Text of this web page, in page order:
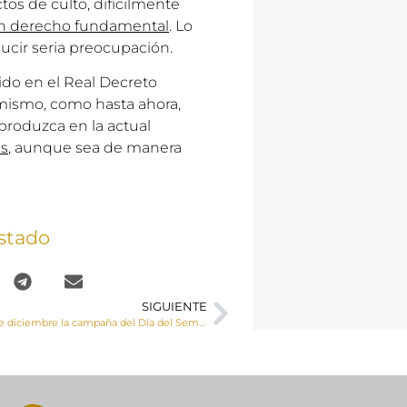
de culto, difícilmente
derecho fundamental. Lo
seria preocupación.
en el Real Decreto
como hasta ahora,
en la actual
, aunque sea de manera
SIGUIENTE
Se aplaza al 8 de diciembre la campaña del Día del Seminario